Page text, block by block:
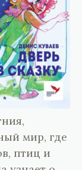
мир, где
птиц и